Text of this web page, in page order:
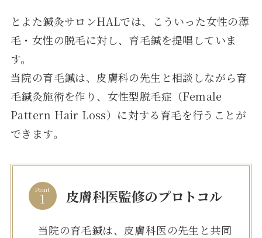
とよた鍼灸サロンHALでは、こういった女性の薄
毛・女性の脱毛に対し、育毛鍼を提唱していま
す。
当院の育毛鍼は、皮膚科の先生と相談しながら育
毛鍼灸施術を作り、女性型脱毛症（Female
Pattern Hair Loss）に対する育毛を行うことが
できます。
Point 皮膚科医監修のプロトコル
当院の育毛鍼は、皮膚科医の先生と共同